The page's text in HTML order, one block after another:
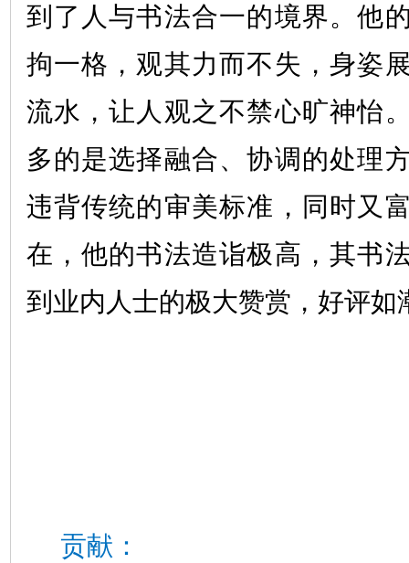
到了人与书法合一的境界。他
拘一格，观其力而不失，身姿
流水，让人观之不禁心旷神怡
多的是选择融合、协调的处理
违背传统的审美标准，同时又
在，他的书法造诣极高，其书
到业内人士的极大赞赏，好评如
贡献：